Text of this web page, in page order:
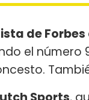
de
el número